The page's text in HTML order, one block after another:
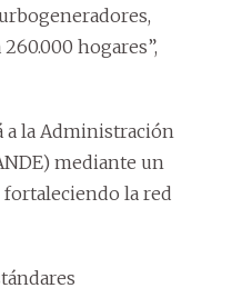
hogares”,
a la Administración
mediante un
la red